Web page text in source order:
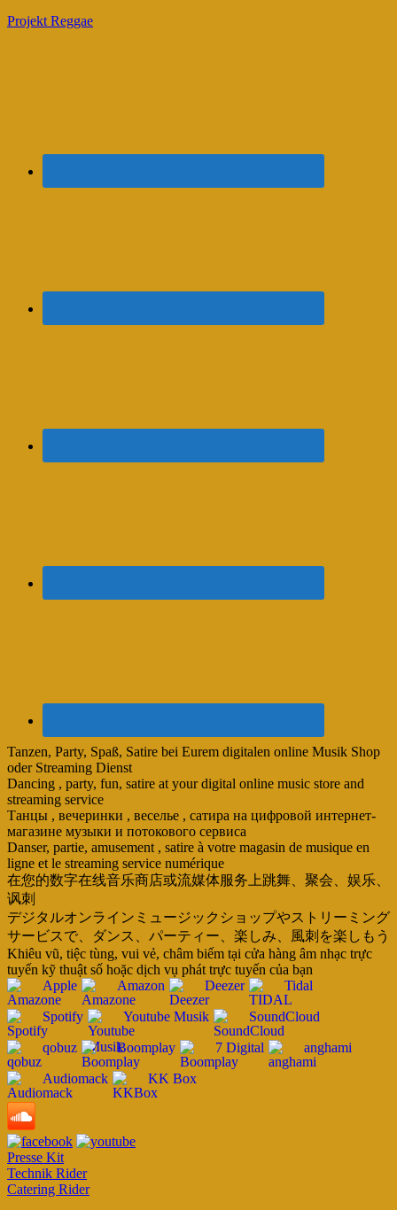
Projekt Reggae
Tanzen, Party, Spaß, Satire bei Eurem digitalen online Musik Shop
oder Streaming Dienst
Dancing , party, fun, satire at your digital online music store and
streaming service
Танцы , вечеринки , веселье , сатира на цифровой интернет-
магазине музыки и потокового сервиса
Danser, partie, amusement , satire à votre magasin de musique en
ligne et le streaming service numérique
在您的数字在线音乐商店或流媒体服务上跳舞、聚会、娱乐、
讽刺
デジタルオンラインミュージックショップやストリーミング
サービスで、ダンス、パーティー、楽しみ、風刺を楽しもう
Khiêu vũ, tiệc tùng, vui vẻ, châm biếm tại cửa hàng âm nhạc trực
tuyến kỹ thuật số hoặc dịch vụ phát trực tuyến của bạn
Apple
Amazon Deezer Tidal
Spotify Youtube Musik SoundCloud
qobuz Boomplay 7 Digital anghami
Audiomack KK Box
Presse Kit
Technik Rider
Catering Rider